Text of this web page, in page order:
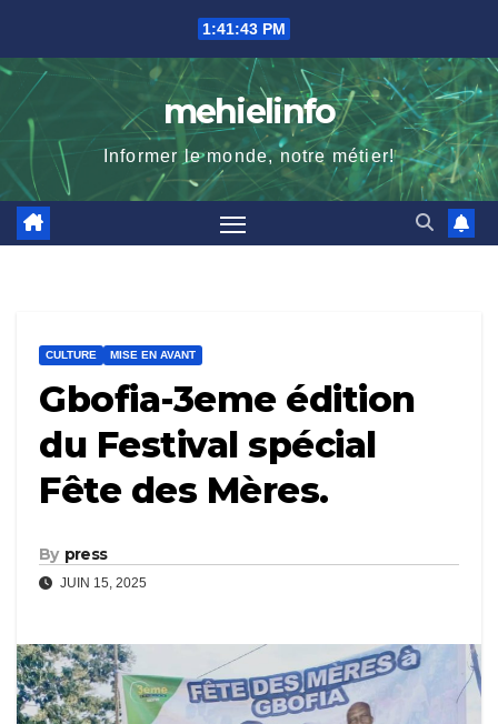
content
1:41:44 PM
mehielinfo
Informer le monde, notre métier!
CULTURE MISE EN AVANT
Gbofia-3eme édition
du Festival spécial
Fête des Mères.
By press
JUIN 15, 2025